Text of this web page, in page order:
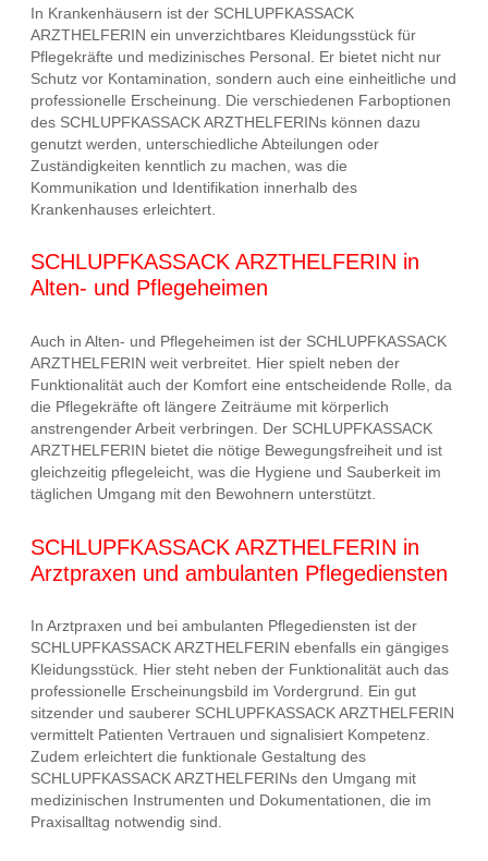
In Krankenhäusern ist der SCHLUPFKASSACK
ARZTHELFERIN ein unverzichtbares Kleidungsstück für
Pflegekräfte und medizinisches Personal. Er bietet nicht nur
Schutz vor Kontamination, sondern auch eine einheitliche und
professionelle Erscheinung. Die verschiedenen Farboptionen
des SCHLUPFKASSACK ARZTHELFERINs können dazu
genutzt werden, unterschiedliche Abteilungen oder
Zuständigkeiten kenntlich zu machen, was die
Kommunikation und Identifikation innerhalb des
Krankenhauses erleichtert.
SCHLUPFKASSACK ARZTHELFERIN in
Alten- und Pflegeheimen
Auch in Alten- und Pflegeheimen ist der SCHLUPFKASSACK
ARZTHELFERIN weit verbreitet. Hier spielt neben der
Funktionalität auch der Komfort eine entscheidende Rolle, da
die Pflegekräfte oft längere Zeiträume mit körperlich
anstrengender Arbeit verbringen. Der SCHLUPFKASSACK
ARZTHELFERIN bietet die nötige Bewegungsfreiheit und ist
gleichzeitig pflegeleicht, was die Hygiene und Sauberkeit im
täglichen Umgang mit den Bewohnern unterstützt.
SCHLUPFKASSACK ARZTHELFERIN in
Arztpraxen und ambulanten Pflegediensten
In Arztpraxen und bei ambulanten Pflegediensten ist der
SCHLUPFKASSACK ARZTHELFERIN ebenfalls ein gängiges
Kleidungsstück. Hier steht neben der Funktionalität auch das
professionelle Erscheinungsbild im Vordergrund. Ein gut
sitzender und sauberer SCHLUPFKASSACK ARZTHELFERIN
vermittelt Patienten Vertrauen und signalisiert Kompetenz.
Zudem erleichtert die funktionale Gestaltung des
SCHLUPFKASSACK ARZTHELFERINs den Umgang mit
medizinischen Instrumenten und Dokumentationen, die im
Praxisalltag notwendig sind.